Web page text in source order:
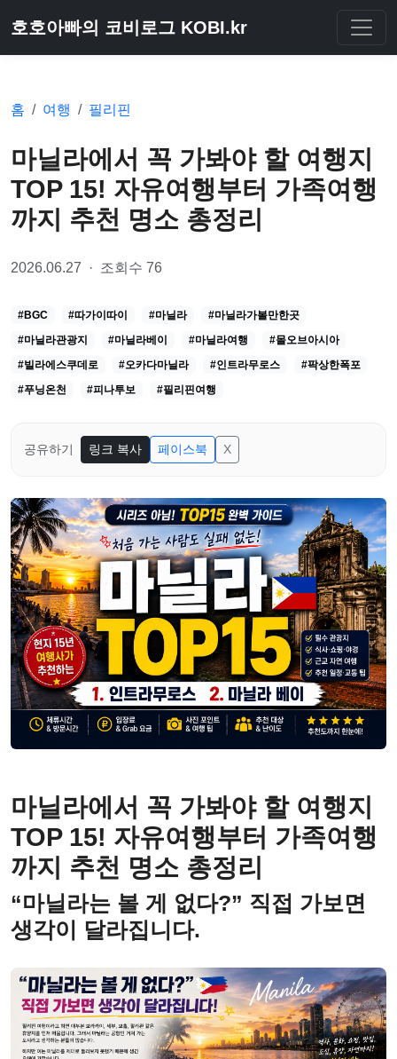
호호아빠의 코비로그 KOBI.kr
홈 여행 필리핀
마닐라에서 꼭 가봐야 할 여행지
TOP 15! 자유여행부터 가족여행
까지 추천 명소 총정리
2026.06.27 · 조회수 76
#BGC #따가이따이 #마닐라
#마닐라가볼만한곳
#마닐라관광지
#마닐라베이 #마닐라여행
#몰오브아시아
#빌라에스쿠데로
#오카다마닐라 #인트라무로스
#팍상한폭포
#푸닝온천
#피나투보 #필리핀여행
공유하기 링크 복사 페이스북 X
마닐라에서 꼭 가봐야 할 여행지
TOP 15! 자유여행부터 가족여행
까지 추천 명소 총정리
“마닐라는 볼 게 없다?” 직접 가보면
생각이 달라집니다.